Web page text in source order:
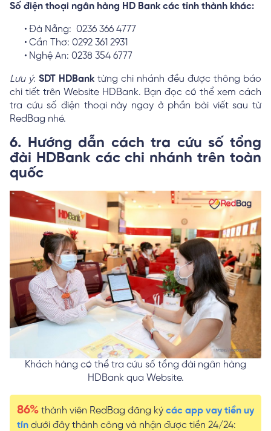
Số điện thoại ngân hàng HD Bank các tỉnh thành khác:
Đà Nẵng: 0236 366 4777
Cần Thơ: 0292 361 2931
Nghệ An: 0238 354 6777
Lưu ý: SDT HDBank từng chi nhánh đều được thông báo
chi tiết trên Website HDBank. Bạn đọc có thể xem cách
tra cứu số điện thoại này ngay ở phần bài viết sau từ
RedBag nhé.
6. Hướng dẫn cách tra cứu số tổng
đài HDBank các chi nhánh trên toàn
quốc
Khách hàng có thể tra cứu số tổng đài ngân hàng
HDBank qua Website.
86% thành viên RedBag đăng ký các app vay tiền uy
tín dưới đây thành công và nhận được tiền 24/24: